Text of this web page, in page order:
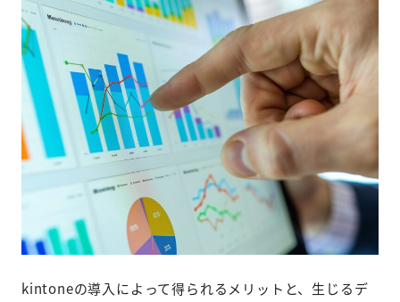
kintoneの導入によって得られるメリットと、生じるデ